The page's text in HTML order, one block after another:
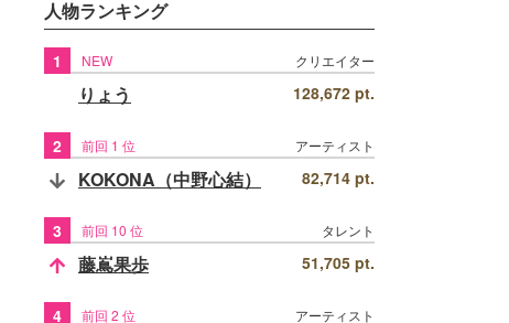
人物ランキング
1 NEW クリエイター
りょう 128,672 pt.
2 前回 1 位 アーティスト
KOKONA（中野心結） 82,714 pt.
3 前回 10 位 タレント
藤嶌果歩 51,705 pt.
4 前回 2 位 アーティスト